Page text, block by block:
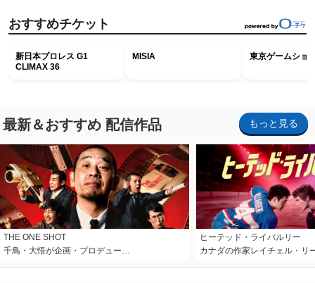
おすすめチケット
新日本プロレス G1
CLIMAX 36
MISIA 東京ゲームショ
最新＆おすすめ 配信作品 もっと見る
THE ONE SHOT
千鳥・大悟が企画・プロデュー…
ヒーテッド・ライバルリー
カナダの作家レイチェル・リ